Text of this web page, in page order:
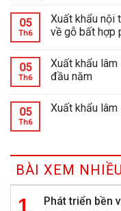
05
Th6
Xuất khẩu nội
về gỗ bất hợp
05
Th6
Xuất khẩu
đầu năm
05
Th6
Xuất khẩu
BÀI XEM
Phát triển bền